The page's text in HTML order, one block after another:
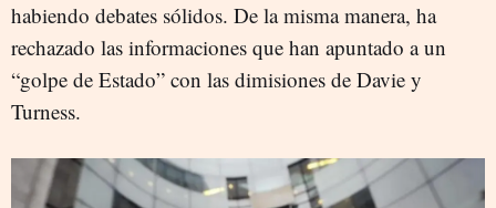
habiendo debates sólidos. De la misma manera, ha
rechazado las informaciones que han apuntado a un
“golpe de Estado” con las dimisiones de Davie y
Turness.